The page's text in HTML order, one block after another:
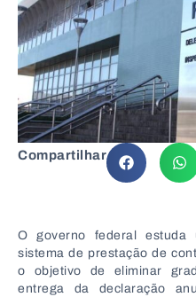
Compartilhar
O governo federal estuda
sistema de prestação de
o objetivo de eliminar
entrega da declaração